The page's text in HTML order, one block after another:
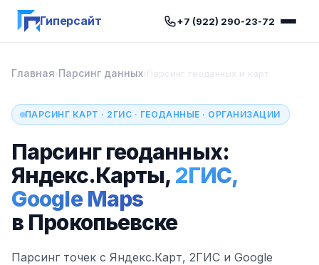
Гиперсайт +7 (922) 290-23-72
Главная›Парсинг данных›Парсинг геоданных и карт
ПАРСИНГ КАРТ · 2ГИС · ГЕОДАННЫЕ · ОРГАНИЗАЦИИ
Парсинг геоданных:
Яндекс.Карты, 2ГИС,
Google Maps
в Прокопьевске
Парсинг точек с Яндекс.Карт, 2ГИС и Google